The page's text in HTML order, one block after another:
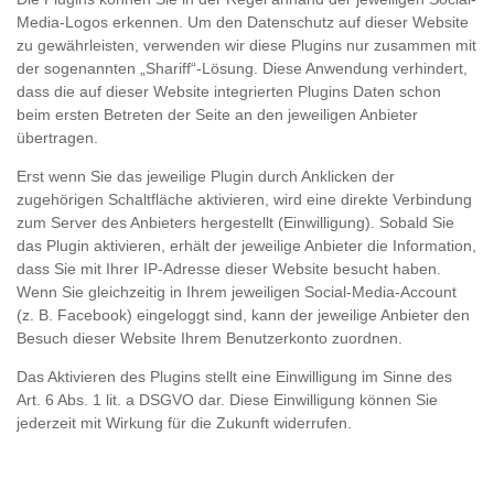
Media-Logos erkennen. Um den Datenschutz auf dieser Website
zu gewährleisten, verwenden wir diese Plugins nur zusammen mit
der sogenannten „Shariff“-Lösung. Diese Anwendung verhindert,
dass die auf dieser Website integrierten Plugins Daten schon
beim ersten Betreten der Seite an den jeweiligen Anbieter
übertragen.
Erst wenn Sie das jeweilige Plugin durch Anklicken der
zugehörigen Schaltfläche aktivieren, wird eine direkte Verbindung
zum Server des Anbieters hergestellt (Einwilligung). Sobald Sie
das Plugin aktivieren, erhält der jeweilige Anbieter die Information,
dass Sie mit Ihrer IP-Adresse dieser Website besucht haben.
Wenn Sie gleichzeitig in Ihrem jeweiligen Social-Media-Account
(z. B. Facebook) eingeloggt sind, kann der jeweilige Anbieter den
Besuch dieser Website Ihrem Benutzerkonto zuordnen.
Das Aktivieren des Plugins stellt eine Einwilligung im Sinne des
Art. 6 Abs. 1 lit. a DSGVO dar. Diese Einwilligung können Sie
jederzeit mit Wirkung für die Zukunft widerrufen.